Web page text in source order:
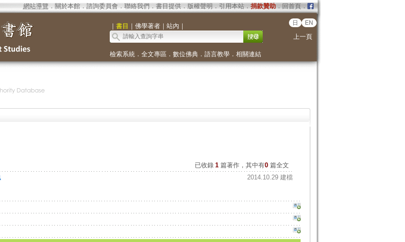
網站導覽 ． 關於本館． 諮詢委員會． 聯絡我們 ． 書目提供． 版權聲明 ． 引用本站． 捐款贊助．回首頁．
｜ 書目 ｜ 佛學著者｜ 站內 ｜ 日 EN
上一頁
檢索系統． 全文專區 ． 數位佛典． 語言教學． 相關連結
已收錄 1 篇著作，其中有0篇全文
2014.10.29 建檔